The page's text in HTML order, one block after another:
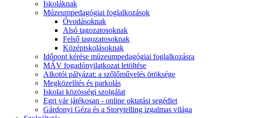
Iskoláknak
Múzeumpedagógiai foglalkozások
Óvodásoknak
Alsó tagozatosoknak
Felső tagozatosoknak
Középiskolásoknak
Időpont kérése múzeumpedagógiai foglalkozásra
MÁV fogadónyilatkozat letöltése
Alkotói pályázat: a szőlőművelés öröksége
Megközelítés és parkolás
Iskolai közösségi szolgálat
Egri vár játékosan - online oktatási segédlet
Gárdonyi Géza és a Storytelling izgalmas világa